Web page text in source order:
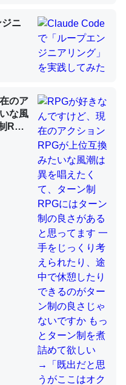
素も不足してて両方に不
」とあって面白い。海に
素が違うのか？
題＝「昆虫はなぜ海にいな
大量に使う脊椎動物と貝
だと殻を無くしてナメク
題＝「昆虫はなぜ海にいな
でたまに覗いてる。ぼ
あと、Googleマップで
や充電中かが分かるので
ニ
のア
な風
RPG
って